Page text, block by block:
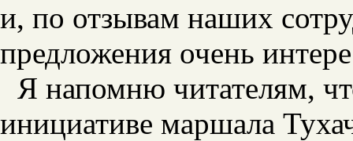
и, по отзывам наших
предложения очень
Я напомню читателям,
инициативе маршала